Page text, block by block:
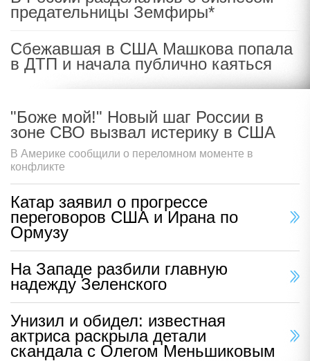
предательницы Земфиры*
Сбежавшая в США Машкова попала
в ДТП и начала публично каяться
"Боже мой!" Новый шаг России в
зоне СВО вызвал истерику в США
В Америке сообщили о переломном моменте в
конфликте
Катар заявил о прогрессе
переговоров США и Ирана по
Ормузу
На Западе разбили главную
надежду Зеленского
Унизил и обидел: известная
актриса раскрыла детали
скандала с Олегом Меньшиковым